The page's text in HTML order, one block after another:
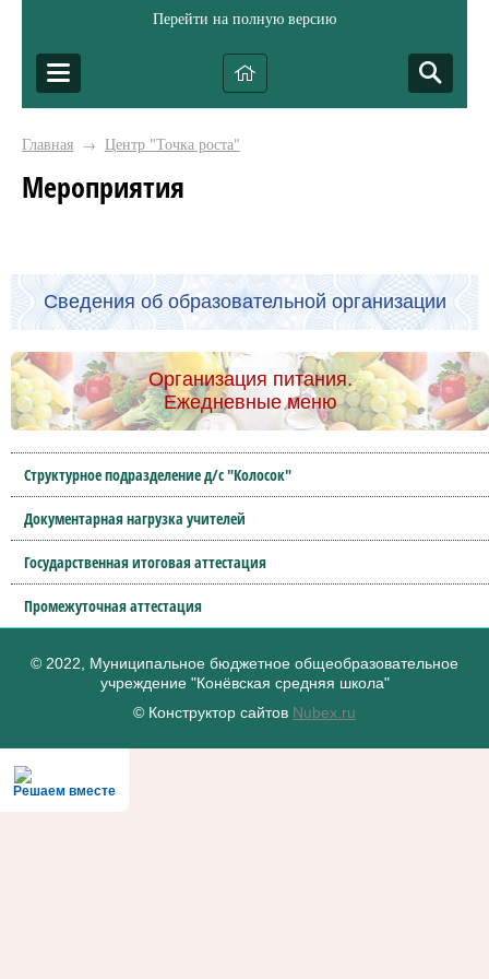
Перейти на полную версию
Главная → Центр "Точка роста"
Мероприятия
Сведения об образовательной организации
Организация питания.
Ежедневные меню
Структурное подразделение д/с "Колосок"
Документарная нагрузка учителей
Государственная итоговая аттестация
Промежуточная аттестация
© 2022, Муниципальное бюджетное общеобразовательное
учреждение "Конёвская средняя школа"
© Конструктор сайтов Nubex.ru
Решаем вместе